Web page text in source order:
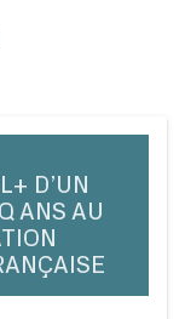
D’UN
ANS AU